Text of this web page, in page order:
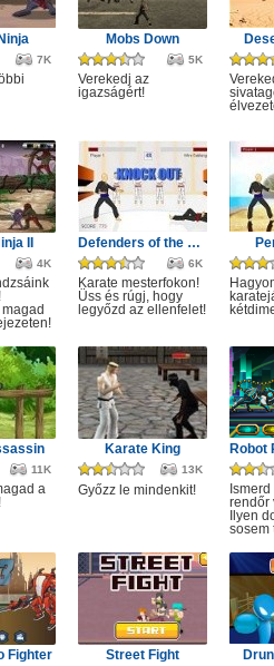
7K
Mobs Down
5K
Verekedj az
igazságért!
II
4K
Defenders of the Motherland
6K
Karate mesterfokon!
Üss és rúgj, hogy
legyőzd az ellenfelet!
11K
a
Karate King
13K
Győzz le mindenkit!
rendőr
Ilyen
sosem
Fighter Street Fight